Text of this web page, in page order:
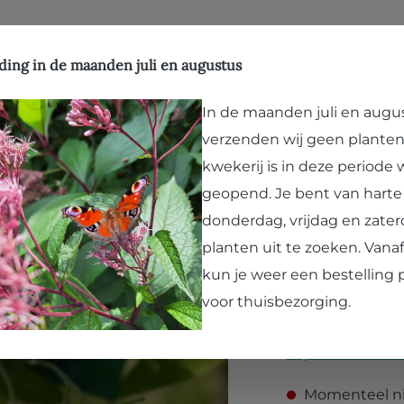
Akebia
Akebia,
Akebia is een vrij
erg talrijk, de
wit en geurt naar
natuurlijk een...
Prijzen incl. BTW
Momenteel
in de maanden juli en augustus
In de maanden juli en
verzenden wij geen
kwekerij is in deze periode
geopend. Je bent van
donderdag, vrijdag en
planten uit te zoeken.
kun je weer een bestelling
voor thuisbezorging.